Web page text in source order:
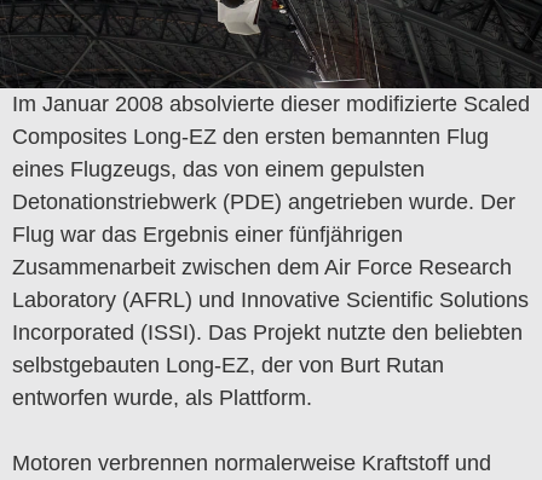
Im Januar 2008 absolvierte dieser modifizierte Scaled
Composites Long-EZ den ersten bemannten Flug
eines Flugzeugs, das von einem gepulsten
Detonationstriebwerk (PDE) angetrieben wurde. Der
Flug war das Ergebnis einer fünfjährigen
Zusammenarbeit zwischen dem Air Force Research
Laboratory (AFRL) und Innovative Scientific Solutions
Incorporated (ISSI). Das Projekt nutzte den beliebten
selbstgebauten Long-EZ, der von Burt Rutan
entworfen wurde, als Plattform.
Motoren verbrennen normalerweise Kraftstoff und